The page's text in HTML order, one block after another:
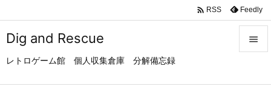
Dig and Rescue
レトロゲーム館 個人収集倉庫 分解備忘録

 RSS Feedly